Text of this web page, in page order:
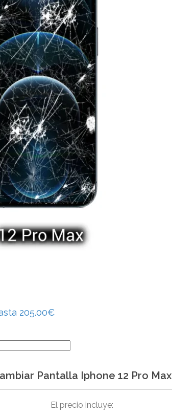
205.00€
Pantalla Iphone 12 Pro Max
El precio incluye: